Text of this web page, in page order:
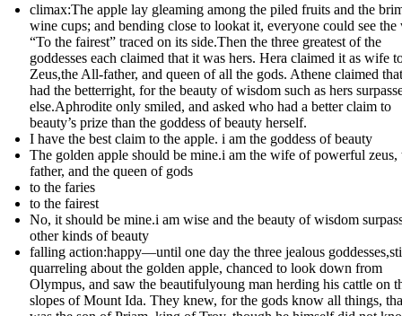
climax:The apple lay gleaming among the piled fruits and the
wine cups; and bending close to lookat it, everyone could see the
“To the fairest” traced on its side.Then the three greatest of the
goddesses each claimed that it was hers. Hera claimed it as wife
Zeus,the All-father, and queen of all the gods. Athene claimed
had the betterright, for the beauty of wisdom such as hers
else.Aphrodite only smiled, and asked who had a better claim to
beauty’s prize than the goddess of beauty herself.
I have the best claim to the apple. i am the goddess of beauty
The golden apple should be mine.i am the wife of powerful zeus,
father, and the queen of gods
to the faries
to the fairest
No, it should be mine.i am wise and the beauty of wisdom
other kinds of beauty
falling action:happy—until one day the three jealous
quarreling about the golden apple, chanced to look down from
Olympus, and saw the beautifulyoung man herding his cattle on
slopes of Mount Ida. They knew, for the gods know all things,